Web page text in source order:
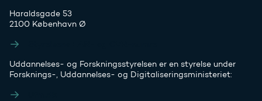
Haraldsgade 53
2100 København Ø
Uddannelses- og Forskningsstyrelsen er en styrelse under
Forsknings-, Uddannelses- og Digitaliseringsministeriet: